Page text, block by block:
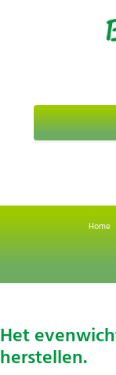
Home
Het
herstellen.